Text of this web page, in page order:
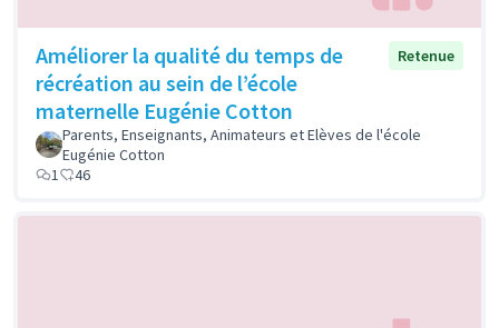
Améliorer la qualité du temps de
récréation au sein de l’école
maternelle Eugénie Cotton
Retenue
Parents, Enseignants, Animateurs et Elèves de l'école
Eugénie Cotton
1
46